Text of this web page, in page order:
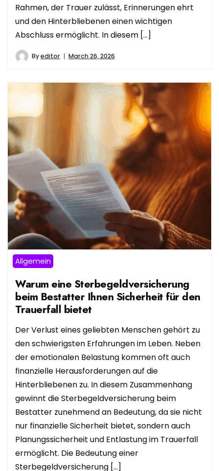
Rahmen, der Trauer zulässt, Erinnerungen ehrt
und den Hinterbliebenen einen wichtigen
Abschluss ermöglicht. In diesem […]
Byeditor March 26, 2026
Allgemein
Warum eine Sterbegeldversicherung
beim Bestatter Ihnen Sicherheit für den
Trauerfall bietet
Der Verlust eines geliebten Menschen gehört zu
den schwierigsten Erfahrungen im Leben. Neben
der emotionalen Belastung kommen oft auch
finanzielle Herausforderungen auf die
Hinterbliebenen zu. In diesem Zusammenhang
gewinnt die Sterbegeldversicherung beim
Bestatter zunehmend an Bedeutung, da sie nicht
nur finanzielle Sicherheit bietet, sondern auch
Planungssicherheit und Entlastung im Trauerfall
ermöglicht. Die Bedeutung einer
Sterbegeldversicherung […]